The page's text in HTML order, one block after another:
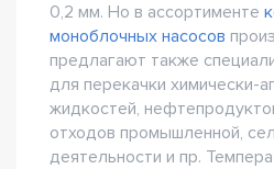
0,2 мм. Но в ассортименте
моноблочных насосов
предлагают также
для перекачки химически-
жидкостей,
отходов промышленной,
деятельности и пр.